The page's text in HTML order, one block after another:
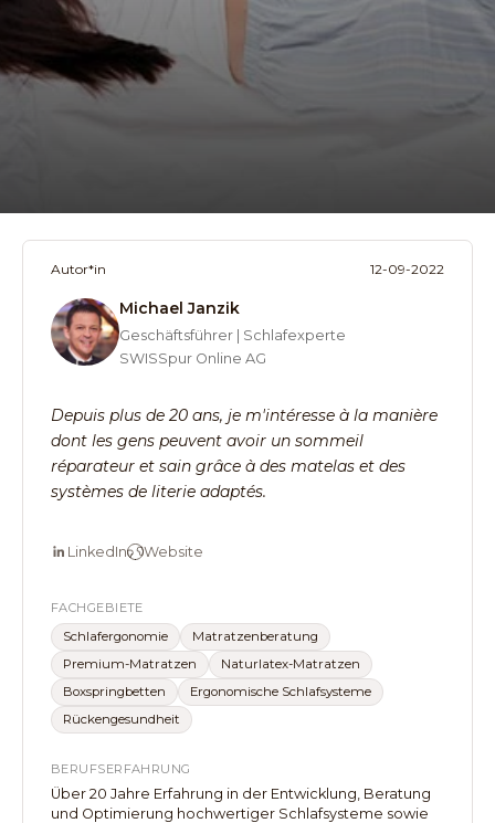
12-09-2022
Autor*in
Michael Janzik
Geschäftsführer | Schlafexperte
SWISSpur Online AG
Depuis plus de 20 ans, je m'intéresse à la manière
dont les gens peuvent avoir un sommeil
réparateur et sain grâce à des matelas et des
systèmes de literie adaptés.
LinkedIn Website
FACHGEBIETE
Schlafergonomie
Matratzenberatung
Premium-Matratzen
Naturlatex-Matratzen
Boxspringbetten
Ergonomische Schlafsysteme
Rückengesundheit
BERUFSERFAHRUNG
Über 20 Jahre Erfahrung in der Entwicklung, Beratung
und Optimierung hochwertiger Schlafsysteme sowie